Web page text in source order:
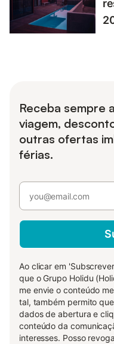
Receba sempre
viagem,
outras ofertas
férias.
Ao clicar em
que o Grupo Holidu
me envie o conteúdo
tal, também permito
dados de abertura e
conteúdo da
interesses. Posso